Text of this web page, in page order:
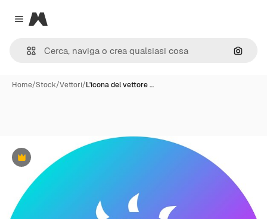
Close menu
Magnific
Cerca
Home/Stock/Vettori/L'icona del vettore …
Premium